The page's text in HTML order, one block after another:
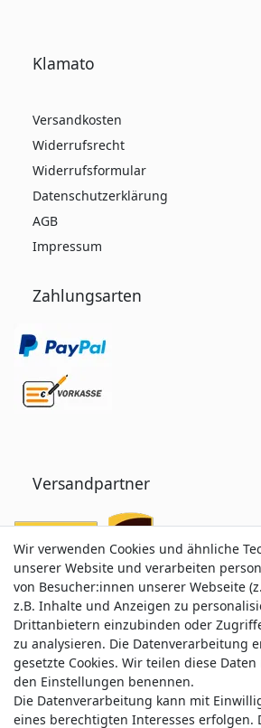
Klamato
Versandkosten
Widerrufsrecht
Widerrufsformular
Datenschutzerklärung
AGB
Impressum
Zahlungsarten
Versandpartner
Service & Kontakt
Wir verwenden Cookies und ähnliche
unserer Website und verarbeiten
von Besucher:innen unserer Webseite
z.B. Inhalte und Anzeigen zu
Drittanbietern einzubinden oder
zu analysieren. Die Datenverarbeitung
gesetzte Cookies. Wir teilen diese
den Einstellungen benennen.
Die Datenverarbeitung kann mit
eines berechtigten Interesses erfolgen.
Wir verwenden Cookies und ähnliche
unserer Website und verarbeiten
von Besucher:innen unserer Webseite
z.B. Inhalte und Anzeigen zu
Drittanbietern einzubinden oder
zu analysieren. Die Datenverarbeitung
gesetzte Cookies. Wir teilen diese
den Einstellungen benennen.
Die Datenverarbeitung kann mit
eines berechtigten Interesses erfolgen.